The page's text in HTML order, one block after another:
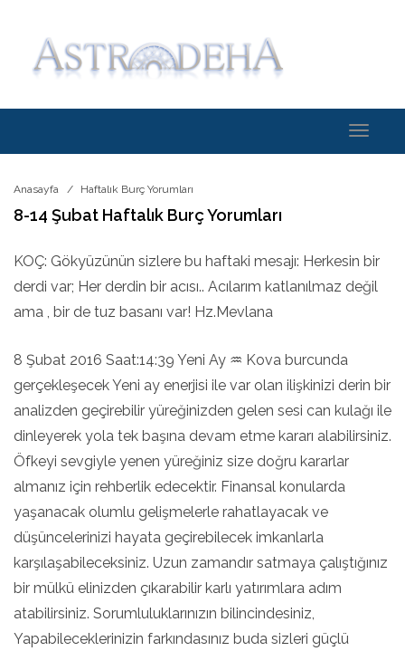
Toggle
Anasayfa Haftalık Burç Yorumları
8-14 Şubat Haftalık Burç Yorumları
KOÇ: Gökyüzünün sizlere bu haftaki mesajı: Herkesin bir
derdi var; Her derdin bir acısı.. Acılarım katlanılmaz değil
ama , bir de tuz basanı var! Hz.Mevlana
8 Şubat 2016 Saat:14:39 Yeni Ay ♒ Kova burcunda
gerçekleşecek Yeni ay enerjisi ile var olan ilişkinizi derin bir
analizden geçirebilir yüreğinizden gelen sesi can kulağı ile
dinleyerek yola tek başına devam etme kararı alabilirsiniz.
Öfkeyi sevgiyle yenen yüreğiniz size doğru kararlar
almanız için rehberlik edecektir. Finansal konularda
yaşanacak olumlu gelişmelerle rahatlayacak ve
düşüncelerinizi hayata geçirebilecek imkanlarla
karşılaşabileceksiniz. Uzun zamandır satmaya çalıştığınız
bir mülkü elinizden çıkarabilir karlı yatırımlara adım
atabilirsiniz. Sorumluluklarınızın bilincindesiniz,
Yapabileceklerinizin farkındasınız buda sizleri güçlü